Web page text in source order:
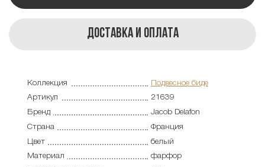
Доставка и оплата
Коллекция
Подвесное биде
Артикул
21639
Бренд
Jacob Delafon
Страна
Франция
Цвет
белый
Материал
фарфор